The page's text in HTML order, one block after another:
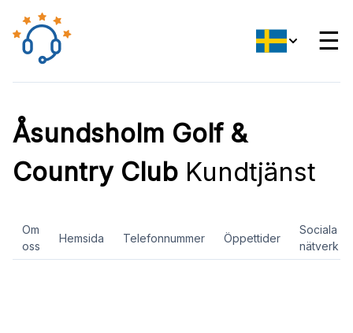
☰
Åsundsholm Golf &
Country Club Kundtjänst
Om
oss
Hemsida Telefonnummer Öppettider
Sociala
nätverk